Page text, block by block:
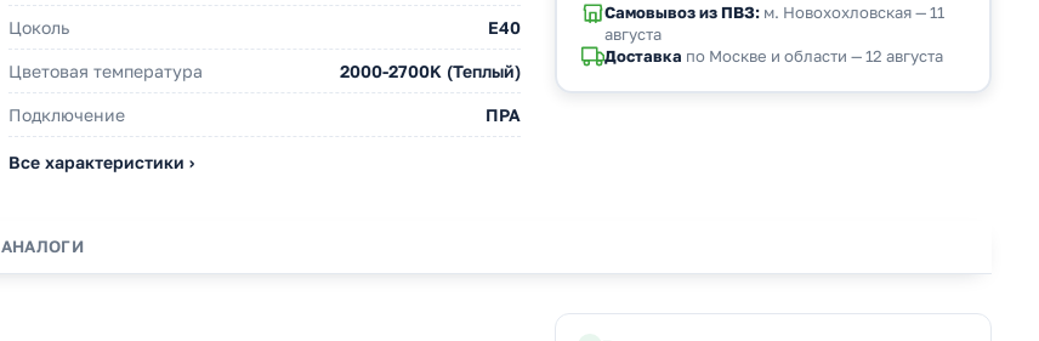
Цоколь E40
Цветовая температура 2000-2700K (Теплый)
Подключение ПРА
Все характеристики ›
Самовывоз из ПВЗ:м. Новохохловская — 11
августа
Доставка по Москве и области — 12 августа
АНАЛОГИ